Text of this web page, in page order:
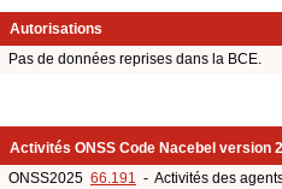
Autorisations
Pas de données reprises dans la BCE.
Activités ONSS Code Nacebel version
ONSS2025 66.191 - Activités des